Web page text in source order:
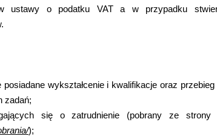
ustawy o podatku VAT a w przypadku
posiadane wykształcenie i kwalifikacje oraz
zadań;
się o zatrudnienie (pobrany ze
);